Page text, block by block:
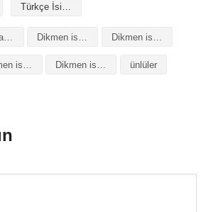
Türkçe İsimler
arapça yazılışı
Dikmen isminin kökeni Dikmen isminin numerolojisi ünlüler